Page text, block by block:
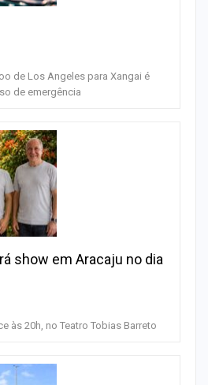
de Los Angeles para Xangai é
de emergência
show em Aracaju no dia
às 20h, no Teatro Tobias Barreto